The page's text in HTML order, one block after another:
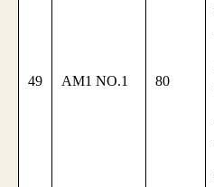
49 AM1 NO.1 80